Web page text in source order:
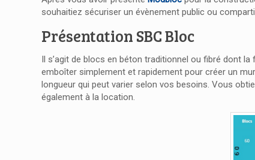
souhaitiez sécuriser un évènement public ou
Présentation SBC Bloc
Il s’agit de blocs en béton traditionnel ou fibré dont
emboîter simplement et rapidement pour créer un
longueur qui peut varier selon vos besoins. Vous
également à la location.